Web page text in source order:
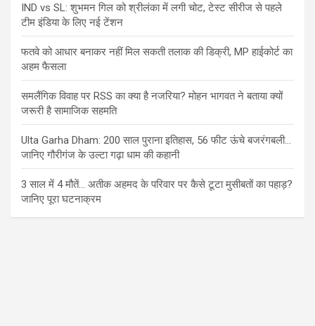
IND vs SL: शुभमन गिल को श्रीलंका में लगी चोट, टेस्ट सीरीज से पहले
टीम इंडिया के लिए नई टेंशन
फतवे को आधार बनाकर नहीं मिल सकती तलाक की डिक्री, MP हाईकोर्ट का
अहम फैसला
समलैंगिक विवाह पर RSS का क्या है नजरिया? मोहन भागवत ने बताया क्यों
जरूरी है सामाजिक सहमति
Ulta Garha Dham: 200 साल पुराना इतिहास, 56 फीट ऊंचे बजरंगबली…
जानिए गौरीगंज के उल्टा गढ़ा धाम की कहानी
3 साल में 4 मौतें… अतीक अहमद के परिवार पर कैसे टूटा मुसीबतों का पहाड़?
जानिए पूरा घटनाक्रम